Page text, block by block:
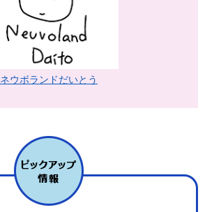
ネウボランドだいとう